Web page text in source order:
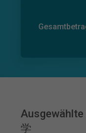
Ausgewählte
学